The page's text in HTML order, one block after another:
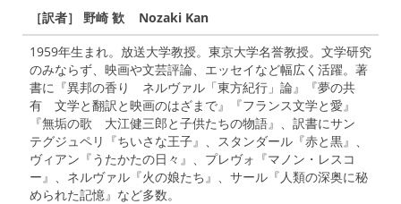
［訳者］ 野崎 歓 Nozaki Kan
1959年生まれ。放送大学教授。東京大学名誉教授。文学研究
のみならず、映画や文芸評論、エッセイなど幅広く活躍。著
書に『異邦の香り ネルヴァル「東方紀行」論』『夢の共
有 文学と翻訳と映画のはざまで』『フランス文学と愛』
『無垢の歌 大江健三郎と子供たちの物語』、訳書にサン゠
テグジュペリ『ちいさな王子』、スタンダール『赤と黒』、
ヴィアン『うたかたの日々』、プレヴォ『マノン・レスコ
ー』、ネルヴァル『火の娘たち』、サール『人類の深奥に秘
められた記憶』など多数。